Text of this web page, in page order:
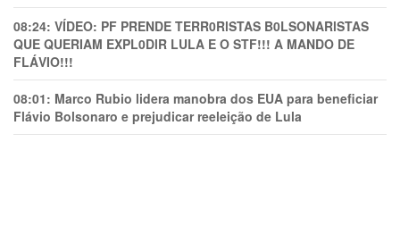
08:24: VÍDEO: PF PRENDE TERR0RlSTAS B0LSONARlSTAS
QUE QUERIAM EXPL0DlR LULA E O STF!!! A MANDO DE
FLÁVIO!!!
08:01: Marco Rubio lidera manobra dos EUA para beneficiar
Flávio Bolsonaro e prejudicar reeleição de Lula